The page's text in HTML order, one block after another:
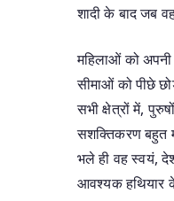
शादी के बाद जब
महिलाओं को
सीमाओं को पीछे
सभी क्षेत्रों में,
सशक्तिकरण बहुत
भले ही वह स्वयं,
आवश्यक हथियार